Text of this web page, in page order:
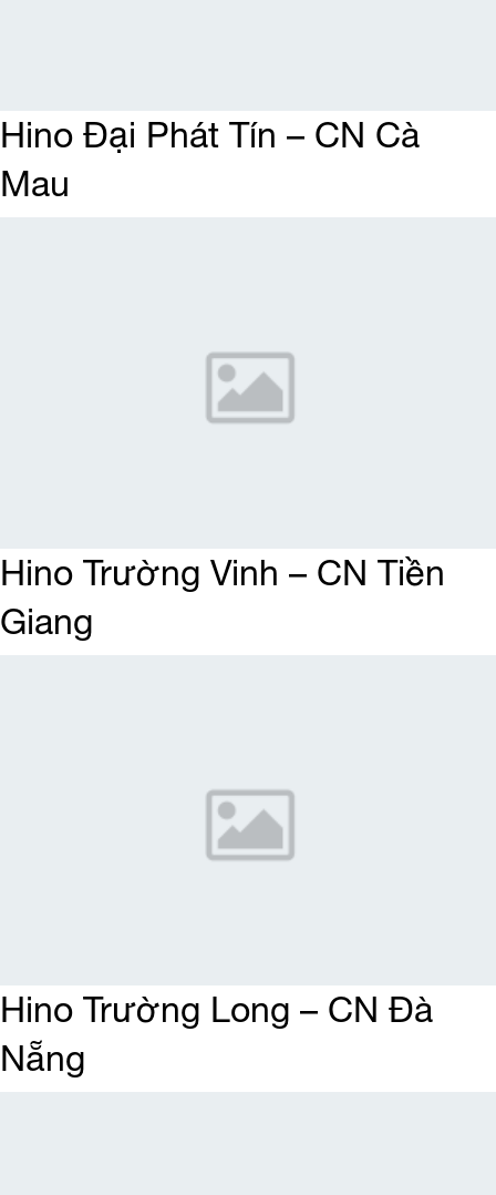
Hino Đại Phát Tín – CN Cà
Mau
Hino Trường Vinh – CN Tiền
Giang
Hino Trường Long – CN Đà
Nẵng